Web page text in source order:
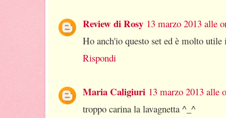
Review di Rosy 13 marzo 2013 alle
Ho anch'io questo set ed è molto utile
Rispondi
Maria Caligiuri 13 marzo 2013 alle
troppo carina la lavagnetta ^_^